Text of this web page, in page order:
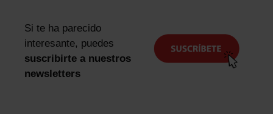
Si te ha parecido
interesante, puedes
suscribirte a nuestros
newsletters